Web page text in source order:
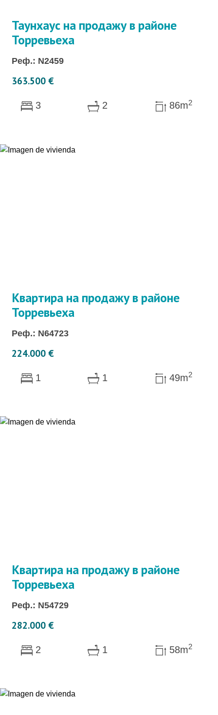
Таунхаус на продажу в районе
Торревьеха
Реф.: N2459
363.500 €
3 2 86m2
Квартира на продажу в районе
Торревьеха
Реф.: N64723
224.000 €
1 1 49m2
Квартира на продажу в районе
Торревьеха
Реф.: N54729
282.000 €
2 1 58m2